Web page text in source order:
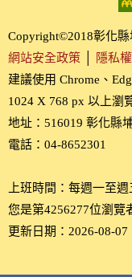
Copyright©2018彰化
網站安全政策
隱私
建議使用 Chrome、
1024 X 768 px 以上瀏
地址：516019 彰化縣
電話：04-8652301
上班時間：每週一至
您是第4256277位瀏覽
更新日期：2026-08-07